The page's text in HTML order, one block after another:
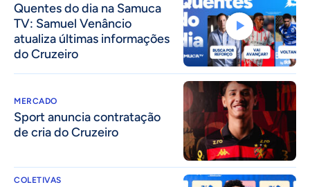
Quentes do dia na Samuca
TV: Samuel Venâncio
atualiza últimas informações
do Cruzeiro
MERCADO
Sport anuncia contratação
de cria do Cruzeiro
COLETIVAS